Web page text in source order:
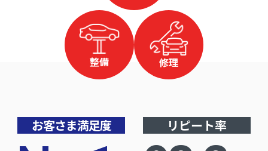
整備 修理
お客さま満足度 リピート率